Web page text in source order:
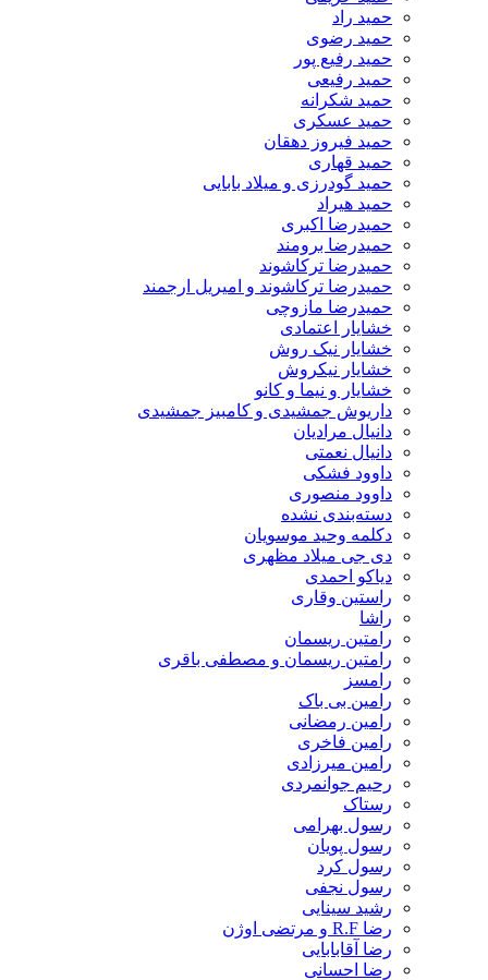
حمید راد
حمید رضوی
حمید رفیع پور
حمید رفیعی
حمید شکرانه
حمید عسکری
حمید فیروز دهقان
حمید قهاری
حمید گودرزی و میلاد بابایی
حمید هیراد
حمیدرضا اکبری
حمیدرضا برومند
حمیدرضا ترکاشوند
حمیدرضا ترکاشوند و امیریل ارجمند
حمیدرضا مازوچی
خشایار اعتمادی
خشایار نیک روش
خشایار نیکروش
خشایار و نیما و کانو
داریوش جمشیدی و کامبیز جمشیدی
دانیال مرادیان
دانیال نعمتی
داوود فشکی
داوود منصوری
دسته‌بندی نشده
دکلمه وحید موسویان
دی جی میلاد مظهری
دیاکو احمدی
راستین وقاری
راشا
رامتین ریسمان
رامتین ریسمان و مصطفی باقری
رامسز
رامین بی باک
رامین رمضانی
رامین فاخری
رامین میرزادی
رحیم جوانمردی
رستاک
رسول بهرامی
رسول پویان
رسول کرد
رسول نجفی
رشید سینایی
رضا R.F و مرتضی اوژن
رضا آقابابایی
رضا احسانی